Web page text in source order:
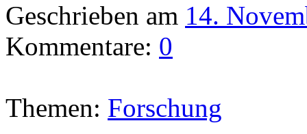
Geschrieben am 14.
Kommentare: 0
Themen: Forschung